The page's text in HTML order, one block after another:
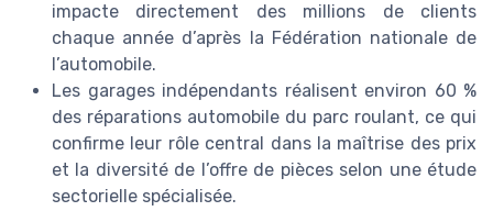
impacte directement des millions de clients
chaque année d’après la Fédération nationale de
l’automobile.
Les garages indépendants réalisent environ 60 %
des réparations automobile du parc roulant, ce qui
confirme leur rôle central dans la maîtrise des prix
et la diversité de l’offre de pièces selon une étude
sectorielle spécialisée.